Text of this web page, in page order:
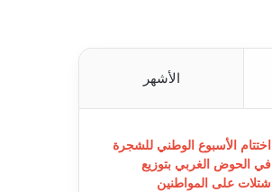
الأشهر
اختتام الأسبوع الوطني للشجرة
في الحوض الغربي بتوزيع
شتلات على المواطنين